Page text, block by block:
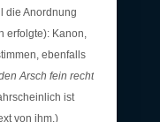
die Anordnung
erfolgte): Kanon,
ebenfalls
Arsch fein recht
ist
von ihm.)